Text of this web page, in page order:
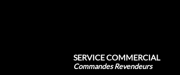
SERVICE COMMERCIAL
Commandes Revendeurs